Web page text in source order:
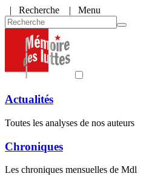
| Recherche | Menu
Actualités
Toutes les analyses de nos auteurs
Chroniques
Les chroniques mensuelles de Mdl